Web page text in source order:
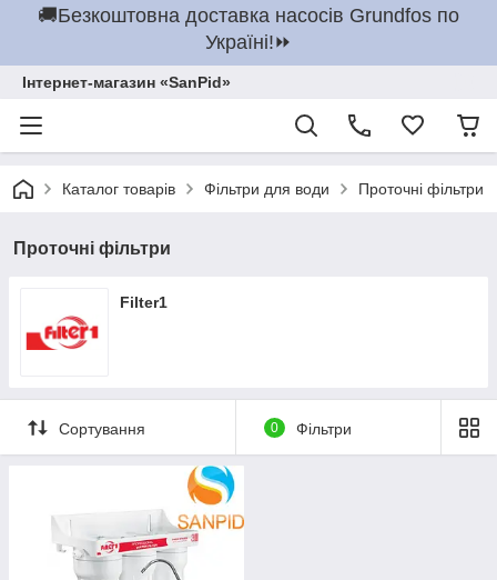
🚚Безкоштовна доставка насосів Grundfos по
Україні!⏩
Інтернет-магазин «SanPid»
Каталог товарів Фільтри для води Проточні фільтри
Проточні фільтри
Filter1
Сортування 0 Фільтри